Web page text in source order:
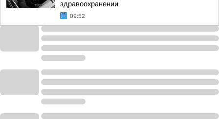
здравоохранении
09:52